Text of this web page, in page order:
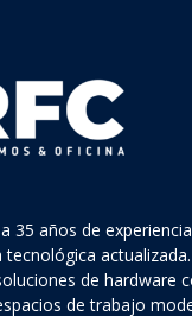
35 años de
actualizada.
de hardware
de trabajo